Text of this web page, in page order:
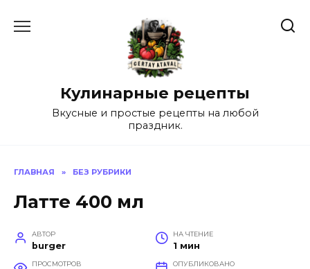
Кулинарные рецепты
Вкусные и простые рецепты на любой
праздник.
ГЛАВНАЯ » БЕЗ РУБРИКИ
Латте 400 мл
АВТОР
burger
НА ЧТЕНИЕ
1 мин
ПРОСМОТРОВ ОПУБЛИКОВАНО